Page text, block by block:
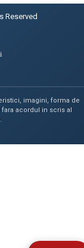
Reserved
imagini, forma de
acordul in scris al